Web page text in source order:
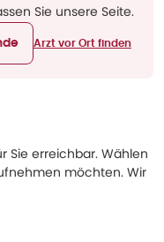
Sie unsere Seite.
Arzt vor Ort finden
Sie erreichbar. Wählen
möchten. Wir